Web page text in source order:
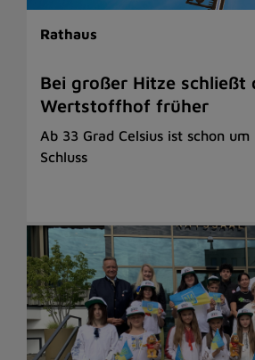
Rathaus
Bei großer Hitze schließt
Wertstoffhof früher
Ab 33 Grad Celsius ist schon um
Schluss